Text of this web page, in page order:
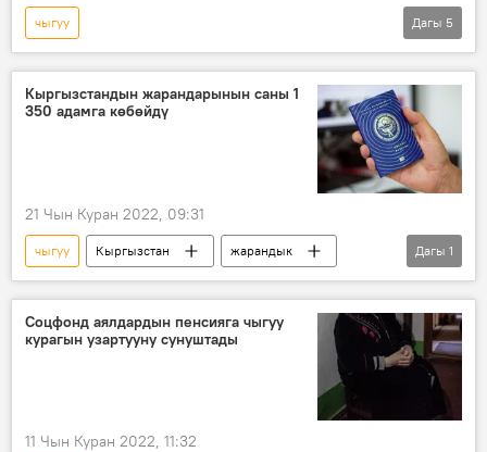
чыгуу
Россиянын Донбассты коргоо боюнча атайын операциясы
Дүйнөдө
Украина
Польша
чек ара
Дагы 5
Кыргызстандын жарандарынын саны 1
350 адамга көбөйдү
21 Чын Куран 2022, 09:31
чыгуу Кыргызстан
жарандык
атуулдук
Дагы 1
Соцфонд аялдардын пенсияга чыгуу
курагын узартууну сунуштады
11 Чын Куран 2022, 11:32